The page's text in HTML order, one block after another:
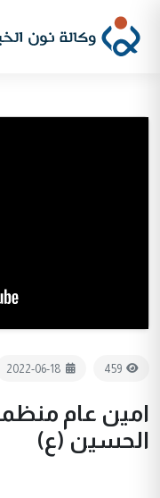
459
2022-06-18
امين عام
الحسين (ع)